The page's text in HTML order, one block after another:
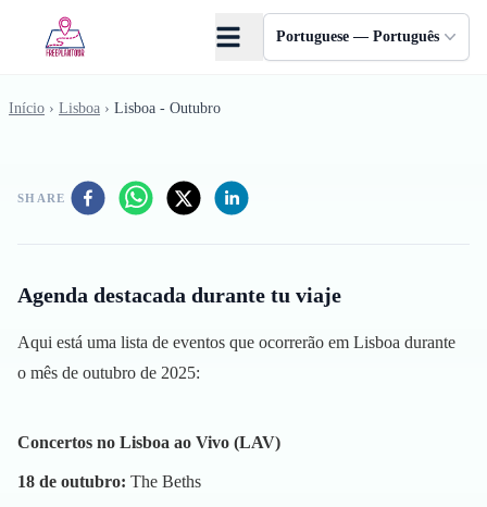
Portuguese — Português
Início › Lisboa › Lisboa - Outubro
SHARE
Agenda destacada durante tu viaje
Aqui está uma lista de eventos que ocorrerão em Lisboa durante
o mês de outubro de 2025:
Concertos no Lisboa ao Vivo (LAV)
18 de outubro: The Beths